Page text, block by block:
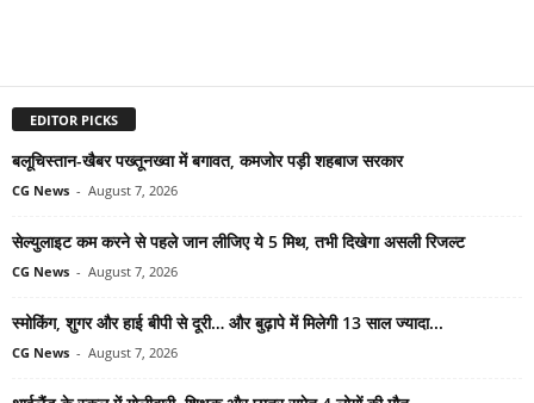
EDITOR PICKS
बलूचिस्तान-खैबर पख्तूनख्वा में बगावत, कमजोर पड़ी शहबाज सरकार
CG News - August 7, 2026
सेल्युलाइट कम करने से पहले जान लीजिए ये 5 मिथ, तभी दिखेगा असली रिजल्ट
CG News - August 7, 2026
स्मोकिंग, शुगर और हाई बीपी से दूरी… और बुढ़ापे में मिलेगी 13 साल ज्यादा...
CG News - August 7, 2026